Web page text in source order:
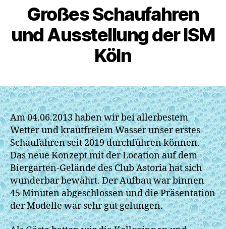
e.V.
Großes Schaufahren
und Ausstellung der ISM
Köln
Am 04.06.2013 haben wir bei allerbestem
Wetter und krautfreiem Wasser unser erstes
Schaufahren seit 2019 durchführen können.
Das neue Konzept mit der Location auf dem
Biergarten-Gelände des Club Astoria hat sich
wunderbar bewährt. Der Aufbau war binnen
45 Minuten abgeschlossen und die Präsentation
der Modelle war sehr gut gelungen.